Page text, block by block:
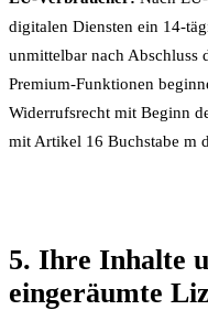
digitalen Diensten ein 14-
unmittelbar nach Abschluss
Premium-Funktionen
Widerrufsrecht mit Beginn
mit Artikel 16 Buchstabe m
5. Ihre Inhalte
eingeräumte